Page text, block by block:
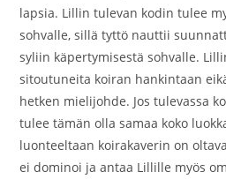
lapsia. Lillin tulevan kodin tulee
sohvalle, sillä tyttö nauttii
syliin käpertymisestä sohvalle.
sitoutuneita koiran hankintaan
hetken mielijohde. Jos tulevassa
tulee tämän olla samaa koko
luonteeltaan koirakaverin on
ei dominoi ja antaa Lillille myös